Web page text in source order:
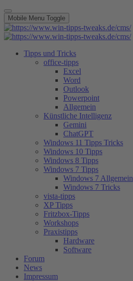
Mobile Menu Toggle
Tipps und Tricks
office-tipps
Excel
Word
Outlook
Powerpoint
Allgemein
Künstliche Intelligenz
Gemini
ChatGPT
Windows 11 Tipps Tricks
Windows 10 Tipps
Windows 8 Tipps
Windows 7 Tipps
Windows 7 Allgemein
Windows 7 Tricks
vista-tipps
XP Tipps
Fritzbox-Tipps
Workshops
Praxistipps
Hardware
Software
Forum
News
Impressum